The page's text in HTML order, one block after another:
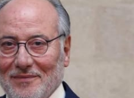
جدول البرامج